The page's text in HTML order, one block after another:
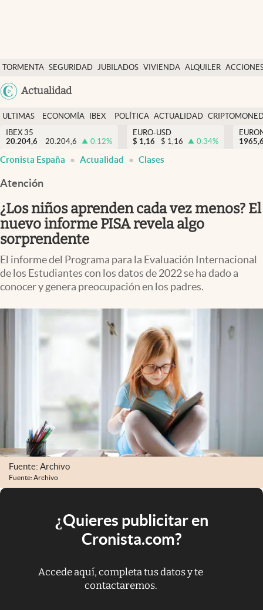
TORMENTA SEGURIDAD JUBILADOS VIVIENDA ALQUILER
USA
Actualidad
Economía y finanzas
Política
Actualidad
Criptomonedas
España
ULTIMAS
NOTICIAS
ECONOMÍA
FINANZAS
IBEX
EURO
POLÍTICA ACTUALIDAD
IBEX 35
20.204,6
20.204,6 0.12%
EURO-USD
$ 1,16 $ 1,16 0.34%
Cronista España Actualidad Clases
Atención
¿Los niños aprenden cada vez menos? El
nuevo informe PISA revela algo
sorprendente
El informe del Programa para la Evaluación Internacional
de los Estudiantes con los datos de 2022 se ha dado a
conocer y genera preocupación en los padres.
Fuente: Archivo
Fuente: Archivo
¿Quieres publicitar en
Cronista.com?
Accede aquí, completa tus datos y te
contactaremos.